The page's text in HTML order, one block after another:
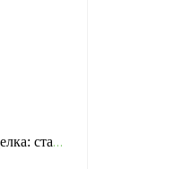
Комод «KR17», отделка: старение (сосна)